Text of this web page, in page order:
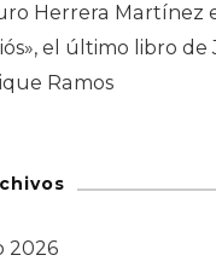
Herrera Martínez
el último libro de
Ramos
2026